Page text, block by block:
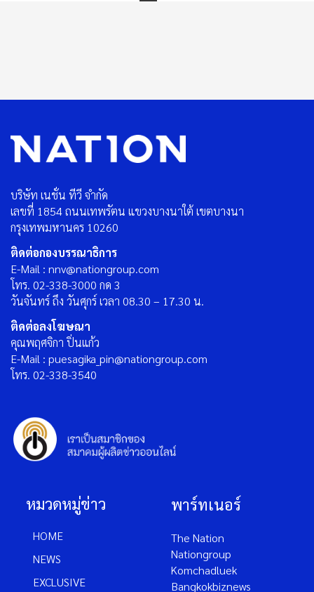
บริษัท เนชั่น ทีวี จำกัด
เลขที่ 1854 ถนนเทพรัตน แขวงบางนาใต้ เขตบางนา
กรุงเทพมหานคร 10260
ติดต่อกองบรรณาธิการ
E-Mail : nnv@nationgroup.com
โทร. 02-338-3000 กด 3
วันจันทร์ ถึง วันศุกร์ เวลา 08.30 – 17.30 น.
ติดต่อลงโฆษณา
คุณพฤศจิกา ปิ่นแก้ว
E-Mail : puesagika_pin@nationgroup.com
โทร. 02-338-3540
หมวดหมู่ข่าว
HOME
NEWS
EXCLUSIVE
พาร์ทเนอร์
The Nation
Nationgroup
Komchadluek
Bangkokbiznews